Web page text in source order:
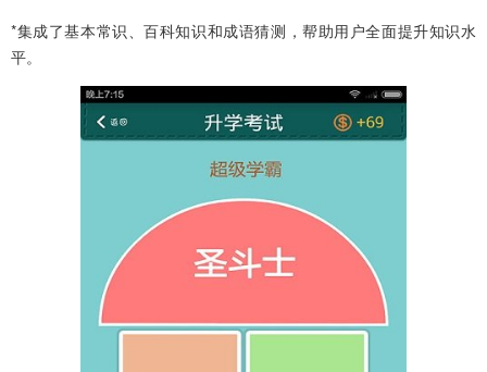
*集成了基本常识、百科知识和成语猜测，帮助用户全面提升知识水
平。